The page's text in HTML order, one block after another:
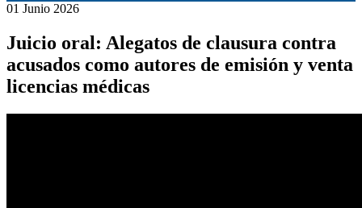
01 Junio 2026
Juicio oral: Alegatos de clausura contra
acusados como autores de emisión y venta
licencias médicas